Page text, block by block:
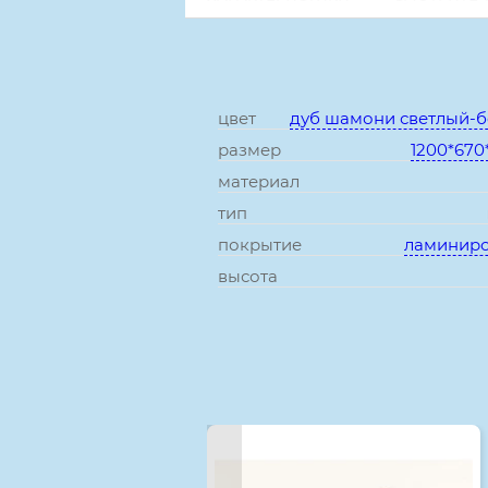
цвет
дуб шамони светлый-
размер
материал
тип
покрытие
высота